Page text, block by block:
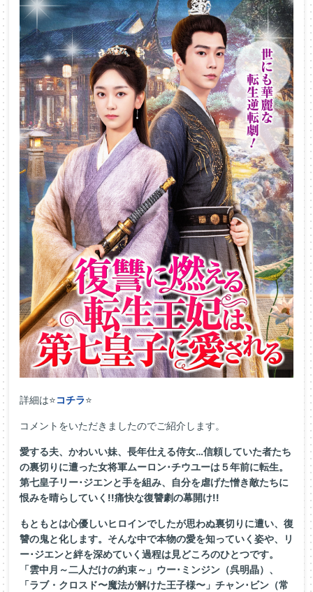
詳細は⭐コチラ⭐
コメントをいただきましたのでご紹介します。
愛する夫、かわいい妹、長年仕える侍女…信頼していた者たち
の裏切りに遭った女将軍ムーロン･チウユーは５年前に転生。
第七皇子リー･ジエンと手を組み、自分を虐げた憎き敵たちに
恨みを晴らしていく!!痛快な復讐劇の幕開け!!
もともとは心優しいヒロインでしたが思わぬ裏切りに遭い、復
讐の鬼と化します。そんな中で本物の愛を知っていく姿や、リ
ー･ジエンと絆を深めていく過程は見どころのひとつです。
「雲中月～二人だけの約束～」ウー･ミンジン（呉明晶）、
「ラブ・クロスド〜魔法が解けた王子様〜」チャン･ビン（常